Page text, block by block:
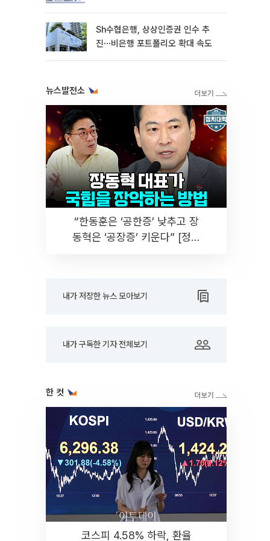
Sh수협은행, 상상인증권 인수 추
진⋯비은행 포트폴리오 확대 속도
뉴스발전소
“한동훈은 ‘공한증’ 낮추고 장
동혁은 ‘공장증’ 키운다” [정치
내가 저장한 뉴스 모아보기
내가 구독한 기자 전체보기
한 컷
코스피 4.58% 하락, 환율